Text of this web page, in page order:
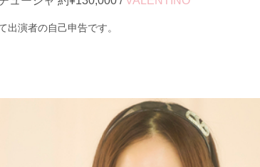
演者の自己申告です。